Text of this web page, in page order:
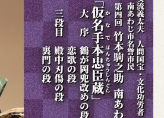
神話
の歴史
演目
淡路人形の広がり
統芸能
アクセス 館内のご案内